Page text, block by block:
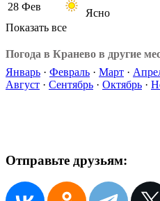
28 Фев
Ясно
Показать все
Погода в Кранево в другие
Январь · Февраль · Март ·
Август · Сентябрь · Октябрь ·
Отправьте друзьям: